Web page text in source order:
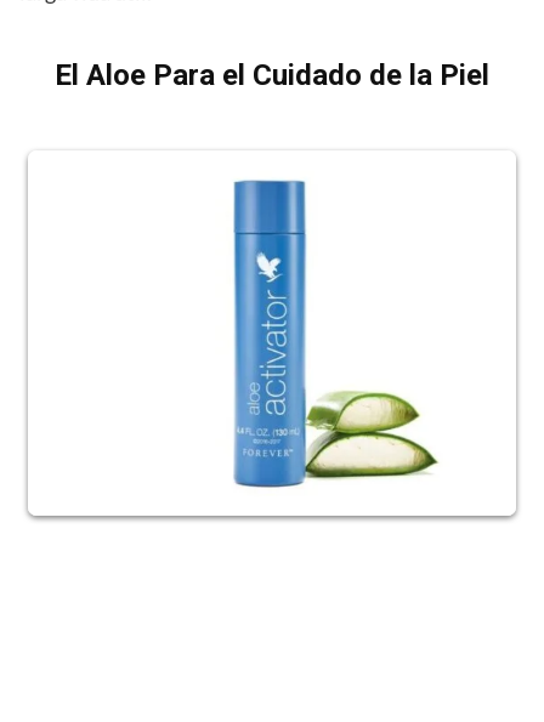
El Aloe Para el Cuidado de la Piel